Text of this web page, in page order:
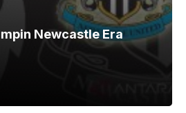
Newcastle Era